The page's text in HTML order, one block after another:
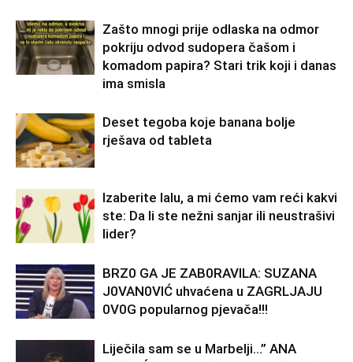
Zašto mnogi prije odlaska na odmor
pokriju odvod sudopera čašom i
komadom papira? Stari trik koji i danas
ima smisla
Deset tegoba koje banana bolje
rješava od tableta
Izaberite lalu, a mi ćemo vam reći kakvi
ste: Da li ste nežni sanjar ili neustrašivi
lider?
BRZ0 GA JE ZAB0RAVlLA: SUZANA
J0VAN0VIĆ uhvaćena u ZAGRLJAJU
0V0G popularnog pjevača!!!
Liječila sam se u Marbelji…” ANA